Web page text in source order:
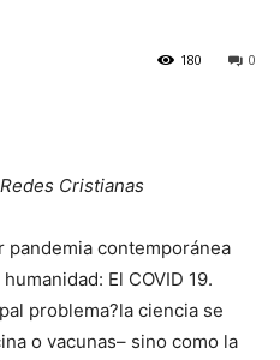
0
180
Cristianas
pandemia contemporánea
El COVID 19.
problema?la ciencia se
o vacunas– sino como la